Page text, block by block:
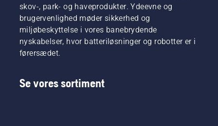
skov-, park- og haveprodukter. Ydeevne og
brugervenlighed møder sikkerhed og
miljøbeskyttelse i vores banebrydende
nyskabelser, hvor batteriløsninger og robotter er i
førersædet.
Se vores sortiment